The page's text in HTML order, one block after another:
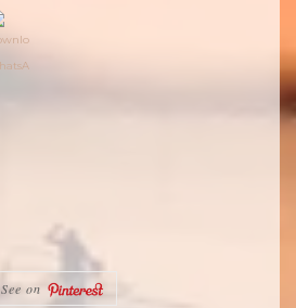
See on